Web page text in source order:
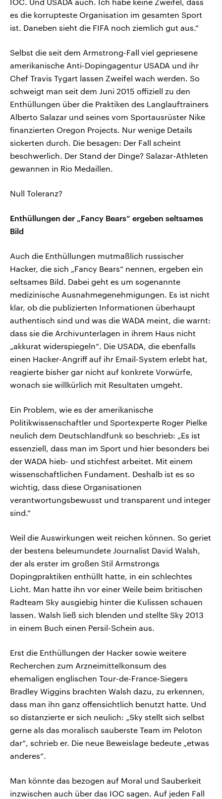
IOC. Und USADA auch. Ich habe keine Zweifel, dass
es die korrupteste Organisation im gesamten Sport
ist. Daneben sieht die FIFA noch ziemlich gut aus.“
Selbst die seit dem Armstrong-Fall viel gepriesene
amerikanische Anti-Dopingagentur USADA und ihr
Chef Travis Tygart lassen Zweifel wach werden. So
schweigt man seit dem Juni 2015 offiziell zu den
Enthüllungen über die Praktiken des Langlauftrainers
Alberto Salazar und seines vom Sportausrüster Nike
finanzierten Oregon Projects. Nur wenige Details
sickerten durch. Die besagen: Der Fall scheint
beschwerlich. Der Stand der Dinge? Salazar-Athleten
gewannen in Rio Medaillen.
Null Toleranz?
Enthüllungen der „Fancy Bears“ ergeben seltsames
Bild
Auch die Enthüllungen mutmaßlich russischer
Hacker, die sich „Fancy Bears“ nennen, ergeben ein
seltsames Bild. Dabei geht es um sogenannte
medizinische Ausnahmegenehmigungen. Es ist nicht
klar, ob die publizierten Informationen überhaupt
authentisch sind und was die WADA meint, die warnt:
dass sie die Archivunterlagen in ihrem Haus nicht
„akkurat widerspiegeln“. Die USADA, die ebenfalls
einen Hacker-Angriff auf ihr Email-System erlebt hat,
reagierte bisher gar nicht auf konkrete Vorwürfe,
wonach sie willkürlich mit Resultaten umgeht.
Ein Problem, wie es der amerikanische
Politikwissenschaftler und Sportexperte Roger Pielke
neulich dem Deutschlandfunk so beschrieb: „Es ist
essenziell, dass man im Sport und hier besonders bei
der WADA hieb- und stichfest arbeitet. Mit einem
wissenschaftlichen Fundament. Deshalb ist es so
wichtig, dass diese Organisationen
verantwortungsbewusst und transparent und integer
sind.“
Weil die Auswirkungen weit reichen können. So geriet
der bestens beleumundete Journalist David Walsh,
der als erster im großen Stil Armstrongs
Dopingpraktiken enthüllt hatte, in ein schlechtes
Licht. Man hatte ihn vor einer Weile beim britischen
Radteam Sky ausgiebig hinter die Kulissen schauen
lassen. Walsh ließ sich blenden und stellte Sky 2013
in einem Buch einen Persil-Schein aus.
Erst die Enthüllungen der Hacker sowie weitere
Recherchen zum Arzneimittelkonsum des
ehemaligen englischen Tour-de-France-Siegers
Bradley Wiggins brachten Walsh dazu, zu erkennen,
dass man ihn ganz offensichtlich benutzt hatte. Und
so distanzierte er sich neulich: „Sky stellt sich selbst
gerne als das moralisch sauberste Team im Peloton
dar“, schrieb er. Die neue Beweislage bedeute „etwas
anderes“.
Man könnte das bezogen auf Moral und Sauberkeit
inzwischen auch über das IOC sagen. Auf jeden Fall